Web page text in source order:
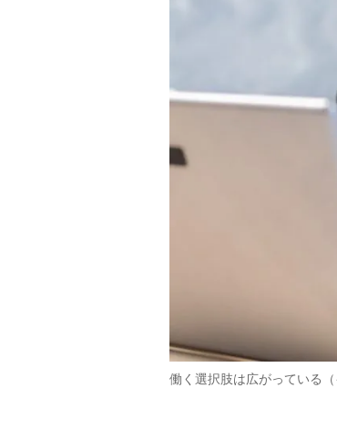
働く選択肢は広がっている（